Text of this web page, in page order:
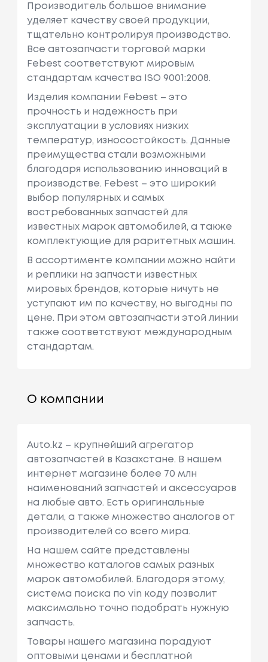
Производитель большое внимание
уделяет качеству своей продукции,
тщательно контролируя производство.
Все автозапчасти торговой марки
Febest соответствуют мировым
стандартам качества ISO 9001:2008.
Изделия компании Febest – это
прочность и надежность при
эксплуатации в условиях низких
температур, износостойкость. Данные
преимущества стали возможными
благодаря использованию инноваций в
производстве. Febest – это широкий
выбор популярных и самых
востребованных запчастей для
известных марок автомобилей, а также
комплектующие для раритетных машин.
В ассортименте компании можно найти
и реплики на запчасти известных
мировых брендов, которые ничуть не
уступают им по качеству, но выгодны по
цене. При этом автозапчасти этой линии
также соответствуют международным
стандартам.
О компании
Auto.kz – крупнейший агрегатор
автозапчастей в Казахстане. В нашем
интернет магазине более 70 млн
наименований запчастей и аксессуаров
на любые авто. Есть оригинальные
детали, а также множество аналогов от
производителей со всего мира.
На нашем сайте представлены
множество каталогов самых разных
марок автомобилей. Благодоря этому,
система поиска по vin коду позволит
максимально точно подобрать нужную
запчасть.
Товары нашего магазина порадуют
оптовыми ценами и бесплатной